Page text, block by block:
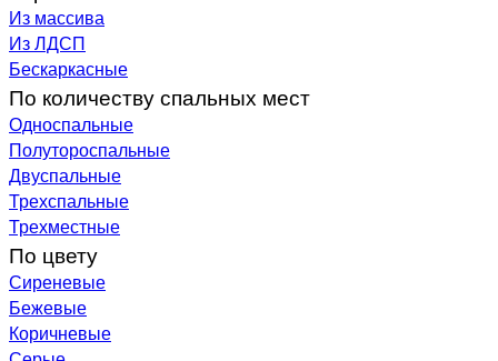
Из массива
Из ЛДСП
Бескаркасные
По количеству спальных мест
Односпальные
Полутороспальные
Двуспальные
Трехспальные
Трехместные
По цвету
Сиреневые
Бежевые
Коричневые